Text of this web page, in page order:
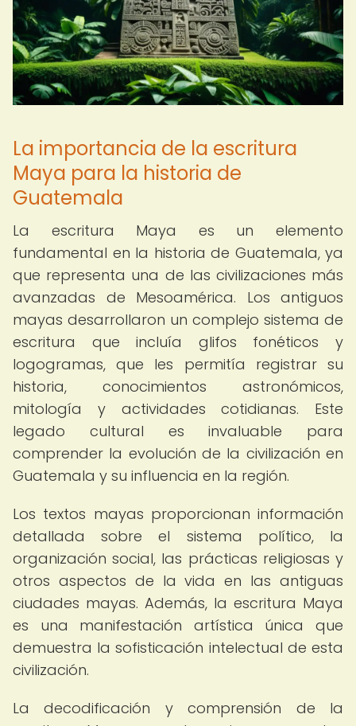
La importancia de la escritura
Maya para la historia de
Guatemala
La escritura Maya es un elemento
fundamental en la historia de Guatemala, ya
que representa una de las civilizaciones más
avanzadas de Mesoamérica. Los antiguos
mayas desarrollaron un complejo sistema de
escritura que incluía glifos fonéticos y
logogramas, que les permitía registrar su
historia, conocimientos astronómicos,
mitología y actividades cotidianas. Este
legado cultural es invaluable para
comprender la evolución de la civilización en
Guatemala y su influencia en la región.
Los textos mayas proporcionan información
detallada sobre el sistema político, la
organización social, las prácticas religiosas y
otros aspectos de la vida en las antiguas
ciudades mayas. Además, la escritura Maya
es una manifestación artística única que
demuestra la sofisticación intelectual de esta
civilización.
La decodificación y comprensión de la